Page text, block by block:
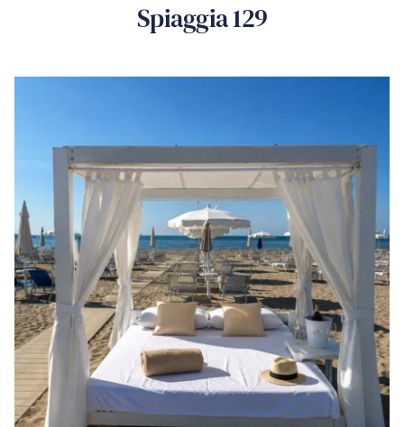
Spiaggia 129